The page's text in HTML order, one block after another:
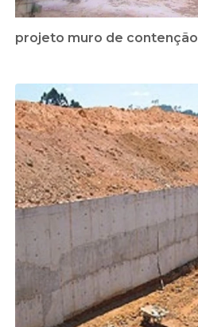
projeto muro de contenção